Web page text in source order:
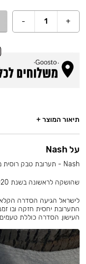
+
1
-
תיאור המוצר +
על Nash
Nash - תערובת טבק רוסית מבית חברת הגחלים אואזיס,
שהושקה לראשונה בשנת 2020 באירוע - Hookah Club Show.
לישראל הגיעה הסדרה
התערובת יחסית חזקה ובו
העישון. הסדרה כוללת טעמים